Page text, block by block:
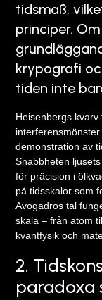
tidsmaß,
principer.
krypografi
tiden inte
Heisenbergs
demonstration av
Snabbheten
för präcision i
på tidsskalor som
Avogadros tal
skala – från atom
kvantfysik och
2.
paradoxa